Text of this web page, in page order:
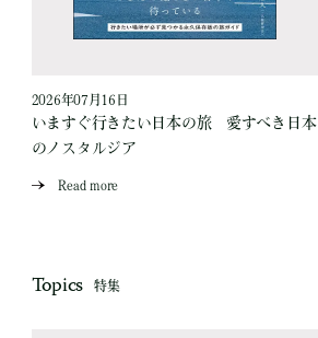
2026年07月16日
いますぐ行きたい日本の旅 愛すべき日本
のノスタルジア
Read more
Topics 特集